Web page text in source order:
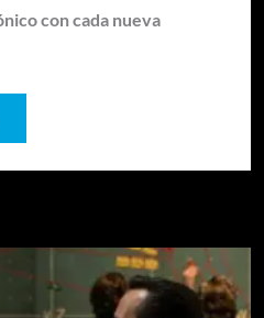
con cada nueva